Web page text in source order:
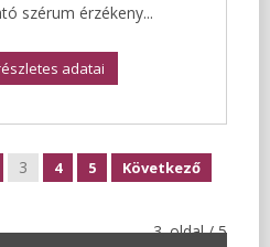
szérum érzékeny...
adatai
3 4 5
Következő
3. oldal / 5